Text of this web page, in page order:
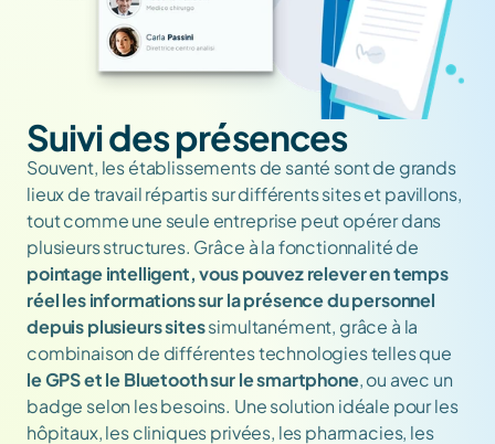
Suivi des présences
Souvent, les établissements de santé sont de grands
lieux de travail répartis sur différents sites et pavillons,
tout comme une seule entreprise peut opérer dans
pointage intelligent, vous pouvez relever en temps
réel les informations sur la présence du personnel
depuis plusieurs sites simultanément, grâce à la
le GPS et le Bluetooth sur le smartphone, ou avec un
badge selon les besoins. Une solution idéale pour les
hôpitaux, les cliniques privées, les pharmacies, les